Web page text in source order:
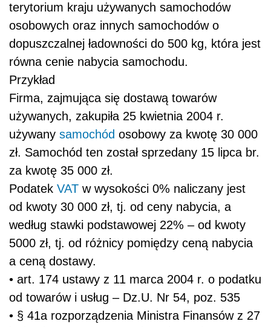
terytorium kraju używanych samochodów
osobowych oraz innych samochodów o
dopuszczalnej ładowności do 500 kg, która jest
równa cenie nabycia samochodu.
Przykład
Firma, zajmująca się dostawą towarów
używanych, zakupiła 25 kwietnia 2004 r.
używany samochód osobowy za kwotę 30 000
zł. Samochód ten został sprzedany 15 lipca br.
za kwotę 35 000 zł.
Podatek VAT w wysokości 0% naliczany jest
od kwoty 30 000 zł, tj. od ceny nabycia, a
według stawki podstawowej 22% – od kwoty
5000 zł, tj. od różnicy pomiędzy ceną nabycia
a ceną dostawy.
• art. 174 ustawy z 11 marca 2004 r. o podatku
od towarów i usług – Dz.U. Nr 54, poz. 535
• § 41a rozporządzenia Ministra Finansów z 27